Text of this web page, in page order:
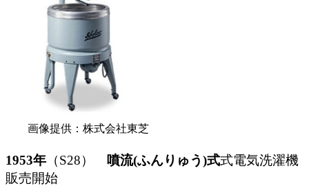
画像提供：株式会社東芝
1953年 （S28） 噴流(ふんりゅう)式式電気洗濯機
販売開始